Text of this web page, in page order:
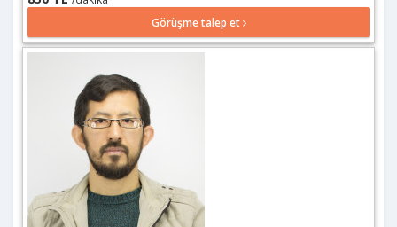
Görüşme talep et